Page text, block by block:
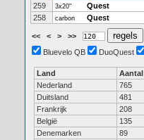
259
3x20" Quest
258
carbon Quest
<< < > >>
Bluevelo QB
DuoQuest
Land Aantal
Nederland
765
Duitsland
481
Frankrijk
208
België
135
Denemarken
89